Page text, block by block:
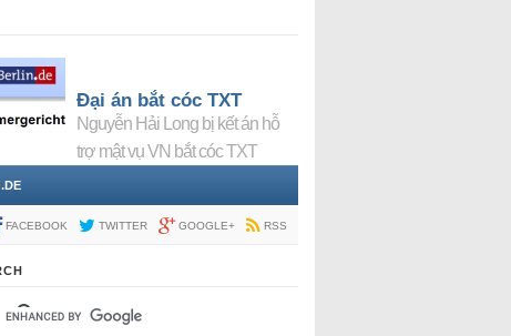
Đại án bắt cóc TXT
Nguyễn Hải Long bị kết án hỗ
trợ mật vụ VN bắt cóc TXT
FACEBOOK TWITTER GOOGLE+ RSS